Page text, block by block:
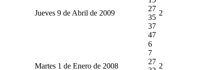
Jueves 9 de Abril de 2009
27
35
37
47
2
Martes 1 de Enero de 2008
6
7
27
2